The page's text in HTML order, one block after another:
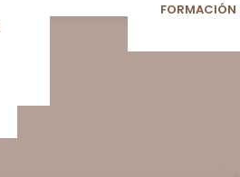
FORMACIÓN